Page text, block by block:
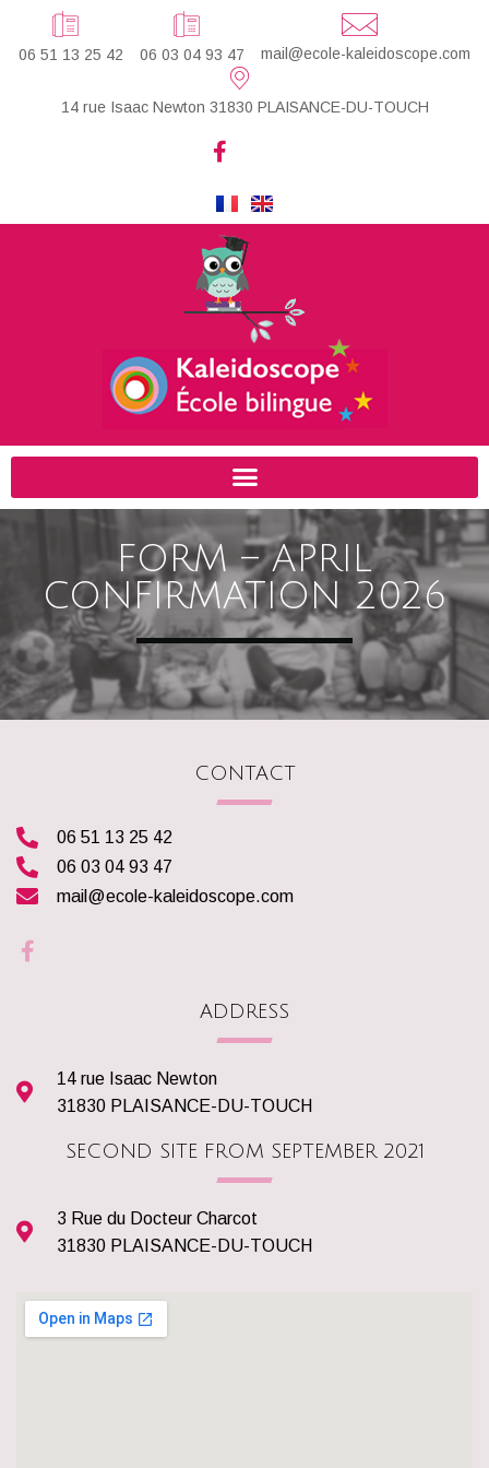
06 51 13 25 42 06 03 04 93 47 mail@ecole-kaleidoscope.com
14 rue Isaac Newton 31830 PLAISANCE-DU-TOUCH
FORM – APRIL
CONFIRMATION 2026
CONTACT
06 51 13 25 42
06 03 04 93 47
mail@ecole-kaleidoscope.com
ADDRESS
14 rue Isaac Newton
31830 PLAISANCE-DU-TOUCH
SECOND SITE FROM SEPTEMBER 2021
3 Rue du Docteur Charcot
31830 PLAISANCE-DU-TOUCH